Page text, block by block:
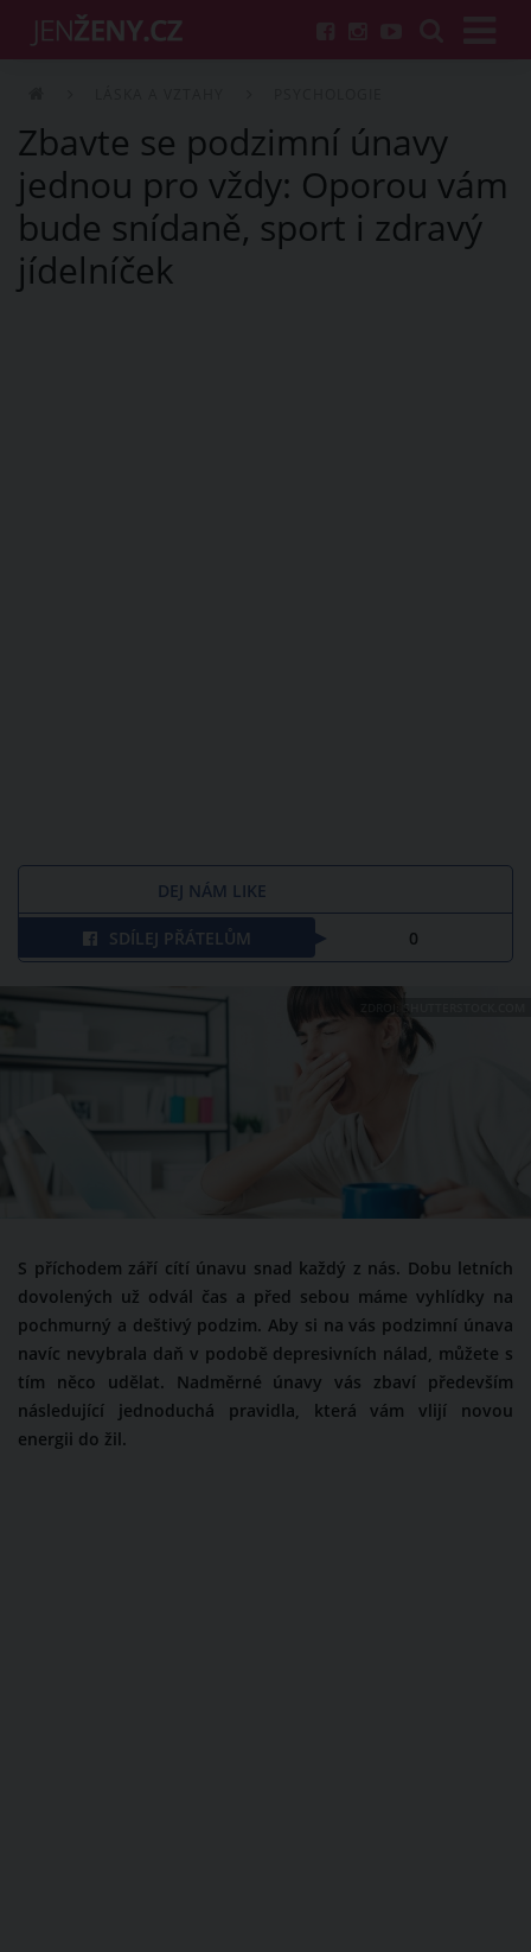
Zbavte se podzimní únavy
jednou pro vždy: Oporou vám
bude snídaně, sport i zdravý
jídelníček
DEJ NÁM LIKE
SDÍLEJ PŘÁTELŮM 0
ZDROJ: SHUTTERSTOCK.COM
S příchodem září cítí únavu snad každý z nás. Dobu letních
dovolených už odvál čas a před sebou máme vyhlídky na
pochmurný a deštivý podzim. Aby si na vás podzimní únava
navíc nevybrala daň v podobě depresivních nálad, můžete s
tím něco udělat. Nadměrné únavy vás zbaví především
následující jednoduchá pravidla, která vám vlijí novou
energii do žil.